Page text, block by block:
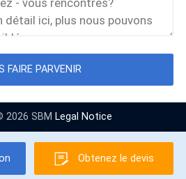
FAIRE PARVENIR
2026 SBM Legal Notice
Obtenez le devis